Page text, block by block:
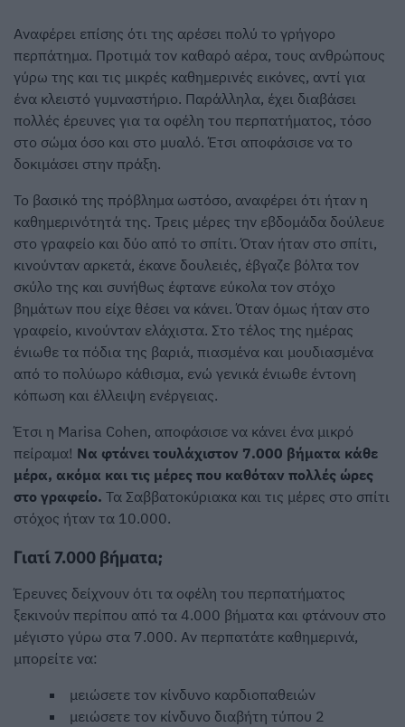
Αναφέρει επίσης ότι της αρέσει πολύ το γρήγορο
περπάτημα. Προτιμά τον καθαρό αέρα, τους ανθρώπους
γύρω της και τις μικρές καθημερινές εικόνες, αντί για
ένα κλειστό γυμναστήριο. Παράλληλα, έχει διαβάσει
πολλές έρευνες για τα οφέλη του περπατήματος, τόσο
στο σώμα όσο και στο μυαλό. Έτσι αποφάσισε να το
δοκιμάσει στην πράξη.
Το βασικό της πρόβλημα ωστόσο, αναφέρει ότι ήταν η
καθημερινότητά της. Τρεις μέρες την εβδομάδα δούλευε
στο γραφείο και δύο από το σπίτι. Όταν ήταν στο σπίτι,
κινούνταν αρκετά, έκανε δουλειές, έβγαζε βόλτα τον
σκύλο της και συνήθως έφτανε εύκολα τον στόχο
βημάτων που είχε θέσει να κάνει. Όταν όμως ήταν στο
γραφείο, κινούνταν ελάχιστα. Στο τέλος της ημέρας
ένιωθε τα πόδια της βαριά, πιασμένα και μουδιασμένα
από το πολύωρο κάθισμα, ενώ γενικά ένιωθε έντονη
κόπωση και έλλειψη ενέργειας.
Έτσι η Marisa Cohen, αποφάσισε να κάνει ένα μικρό
πείραμα! Να φτάνει τουλάχιστον 7.000 βήματα κάθε
μέρα, ακόμα και τις μέρες που καθόταν πολλές ώρες
στο γραφείο. Τα Σαββατοκύριακα και τις μέρες στο σπίτι
στόχος ήταν τα 10.000.
Γιατί 7.000 βήματα;
Έρευνες δείχνουν ότι τα οφέλη του περπατήματος
ξεκινούν περίπου από τα 4.000 βήματα και φτάνουν στο
μέγιστο γύρω στα 7.000. Αν περπατάτε καθημερινά,
μπορείτε να:
μειώσετε τον κίνδυνο καρδιοπαθειών
μειώσετε τον κίνδυνο διαβήτη τύπου 2